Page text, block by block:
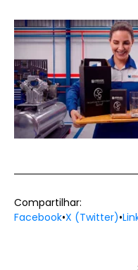
Compartilhar:
Facebook•X (Twitter)•